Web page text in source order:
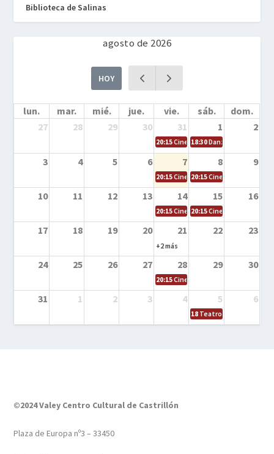
Biblioteca de Salinas
agosto de 2026
HOY
lun. mar. mié. jue. vie. sáb.
dom.
27
28 29 30 31 1 2
20:15Cine en la calle – Cómo
18:30Danza – Cita en el
3 4 5 6 7 8 9
20:15Cine en la calle – El niño y la
20:15Cine en la calle –
10 11 12 13 14 15 16
20:15Cine en la calle – Tortugas
20:15Cine en la calle –
17 18 19 20 21 22 23
+2 más
24 25 26 27 28 29 30
20:15Cine en el calle – Tintín y el
31 1 2 3 4 5 6
18 Teatro – Tres
©2024 Valey Centro Cultural de Castrillón
Plaza de Europa nº3 – 33450